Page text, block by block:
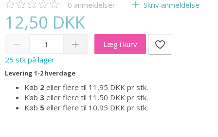
0 anmeldelser Skriv anmeldelse
12,50 DKK
Læg i kurv
25 stk på lager
Levering 1-2 hverdage
Køb 2 eller flere til 11,95 DKK pr stk.
Køb 3 eller flere til 11,50 DKK pr stk.
Køb 5 eller flere til 10,95 DKK pr stk.